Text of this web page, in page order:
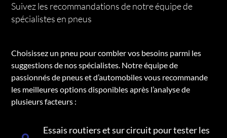
Suivez les recommandations de notre équipe de
spécialistes en pneus
Choisissez un pneu pour combler vos besoins parmi les
suggestions de nos spécialistes. Notre équipe de
passionnés de pneus et d’automobiles vous recommande
les meilleures options disponibles après l’analyse de
plusieurs facteurs :
Essais routiers et sur circuit pour tester les